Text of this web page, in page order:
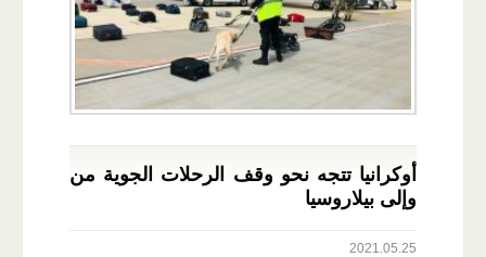
أوكرانيا تتجه نحو وقف الرحلات الجوية من
وإلى بيلاروسيا
2021.05.25